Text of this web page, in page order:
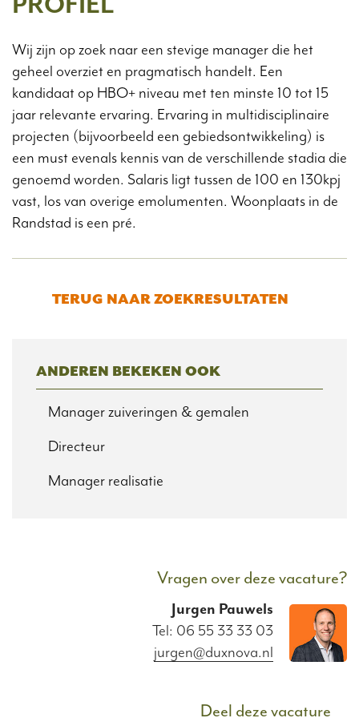
Wij zijn op zoek naar een stevige manager die het
geheel overziet en pragmatisch handelt. Een
kandidaat op HBO+ niveau met ten minste 10 tot 15
jaar relevante ervaring. Ervaring in multidisciplinaire
projecten (bijvoorbeeld een gebiedsontwikkeling) is
een must evenals kennis van de verschillende stadia die
genoemd worden. Salaris ligt tussen de 100 en 130kpj
vast, los van overige emolumenten. Woonplaats in de
Randstad is een pré.
TERUG NAAR ZOEKRESULTATEN
ANDEREN BEKEKEN OOK
Manager zuiveringen & gemalen
Directeur
Manager realisatie
Vragen over deze vacature?
Jurgen Pauwels
Tel: 06 55 33 33 03
jurgen@duxnova.nl
Deel deze vacature